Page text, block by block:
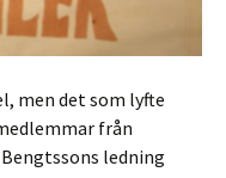
men det som lyfte
från
ledning